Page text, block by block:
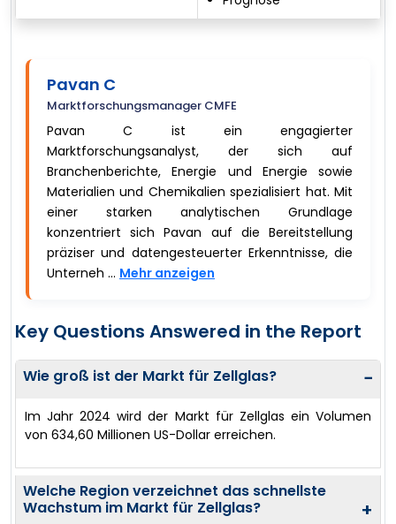
Pavan C
Marktforschungsmanager CMFE
Pavan C ist ein engagierter
Marktforschungsanalyst, der sich auf
Branchenberichte, Energie und Energie sowie
Materialien und Chemikalien spezialisiert hat. Mit
einer starken analytischen Grundlage
konzentriert sich Pavan auf die Bereitstellung
präziser und datengesteuerter Erkenntnisse, die
Unterneh ... Mehr anzeigen
Key Questions Answered in the Report
Wie groß ist der Markt für Zellglas? −
Im Jahr 2024 wird der Markt für Zellglas ein Volumen
von 634,60 Millionen US-Dollar erreichen.
Welche Region verzeichnet das schnellste
Wachstum im Markt für Zellglas?
+